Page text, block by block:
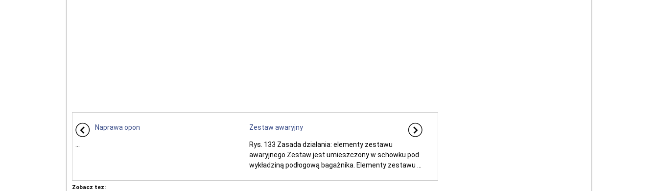
Naprawa opon Zestaw awaryjny
Rys. 133 Zasada działania: elementy zestawu
awaryjnego Zestaw jest umieszczony w schowku pod
wykładziną podłogową bagażnika. Elementy zestawu ...
Zobacz tez: